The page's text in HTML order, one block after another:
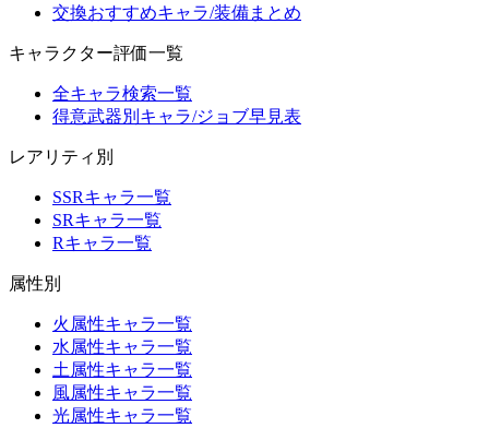
交換おすすめキャラ/装備まとめ
キャラクター評価一覧
全キャラ検索一覧
得意武器別キャラ/ジョブ早見表
レアリティ別
SSRキャラ一覧
SRキャラ一覧
Rキャラ一覧
属性別
火属性キャラ一覧
水属性キャラ一覧
土属性キャラ一覧
風属性キャラ一覧
光属性キャラ一覧